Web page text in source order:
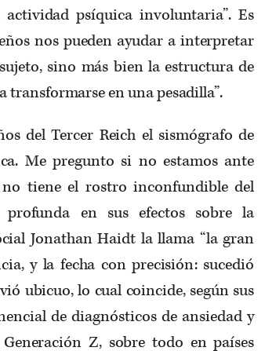
psíquica involuntaria”. Es
nos pueden ayudar a interpretar
sino más bien la estructura de
transformarse en una pesadilla”.
del Tercer Reich el sismógrafo de
Me pregunto si no estamos ante
tiene el rostro inconfundible del
profunda en sus efectos sobre la
Jonathan Haidt la llama “la gran
y la fecha con precisión: sucedió
ubicuo, lo cual coincide, según sus
de diagnósticos de ansiedad y
Z, sobre todo en países